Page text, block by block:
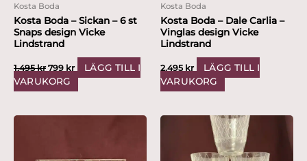
Kosta Boda
Kosta Boda – Sickan – 6 st
Snaps design Vicke
Lindstrand
1,495kr 799 kr
LÄGG TILL I
VARUKORG
Kosta Boda
Kosta Boda – Dale Carlia –
Vinglas design Vicke
Lindstrand
2,495 kr
LÄGG TILL I
VARUKORG